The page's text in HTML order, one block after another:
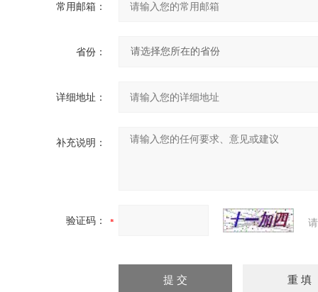
常用邮箱：
省份：
详细地址：
补充说明：
验证码：